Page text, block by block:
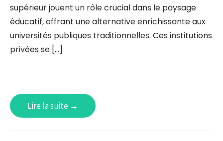
supérieur jouent un rôle crucial dans le paysage
éducatif, offrant une alternative enrichissante aux
universités publiques traditionnelles. Ces institutions
privées se […]
Lire la suite →